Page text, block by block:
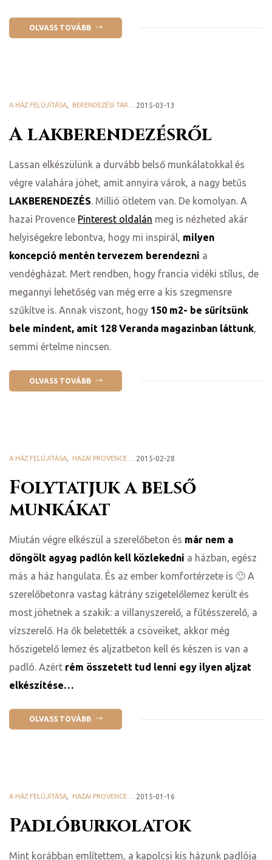
OLVASS TOVÁBB
A lakberendezésről
A HÁZ FELÚJÍTÁSA BERENDEZÉSI TÁRGYAINK ,CSINÁLD MAGAD! - DIY
2015-03-13
Lassan elkészülünk a durvább belső munkálatokkal és
végre valahára jöhet, amit annyira várok, a nagy betűs
LAKBERENDEZÉS. Millió ötletem van. De komolyan. A
hazai Provence Pinterest oldalán meg is nézheted akár
helyiségekre lebontva, hogy mi inspirál, milyen
koncepció mentén tervezem berendezni a
vendégházat. Mert rendben, hogy francia vidéki stílus, de
megannyi lehetőség van még erre a kis szegmensre
szűkítve is. Annak viszont, hogy 150 m2- be sűrítsünk
bele mindent, amit 128 Veranda magazinban láttunk,
semmi értelme nincsen.
OLVASS TOVÁBB
Folytatjuk a belső
munkákat
A HÁZ FELÚJÍTÁSA HAZAI PROVENCE BLOG 2015-02-28
Miután végre elkészül a szerelőbeton és már nem a
döngölt agyag padlón kell közlekedni a házban, egész
más a ház hangulata. És az ember komfortérzete is 🙂 A
szerelőbetonra vastag kátrány szigetelőlemez került és
most jöhetnek a szakik: a villanyszerelő, a fűtésszerelő, a
vízszerelő. Ha ők beletették a csöveiket, akkor még
hőszigetelő lemez és aljzatbeton kell és készen is van a
padló. Azért rém összetett tud lenni egy ilyen aljzat
elkészítése…
OLVASS TOVÁBB
Padlóburkolatok
A HÁZ FELÚJÍTÁSA HAZAI PROVENCE BLOG 2015-01-16
Mint korábban említettem, a kapolcsi kis házunk padlója